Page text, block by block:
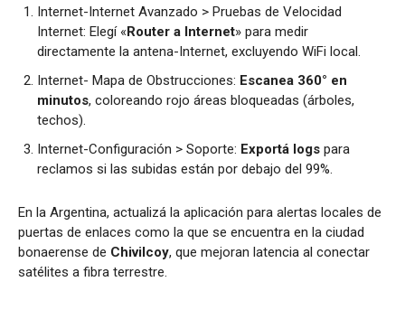
Internet-Internet Avanzado > Pruebas de Velocidad
Internet: Elegí «Router a Internet» para medir
directamente la antena-Internet, excluyendo WiFi local.
Internet- Mapa de Obstrucciones: Escanea 360° en
minutos, coloreando rojo áreas bloqueadas (árboles,
techos).
Internet-Configuración > Soporte: Exportá logs para
reclamos si las subidas están por debajo del 99%.
En la Argentina, actualizá la aplicación para alertas locales de
puertas de enlaces como la que se encuentra en la ciudad
bonaerense de Chivilcoy, que mejoran latencia al conectar
satélites a fibra terrestre.